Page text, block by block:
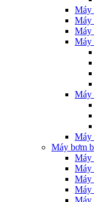
Máy
Máy
Máy
Máy
Máy
Máy
Máy bơm
Máy
Máy
Máy
Máy